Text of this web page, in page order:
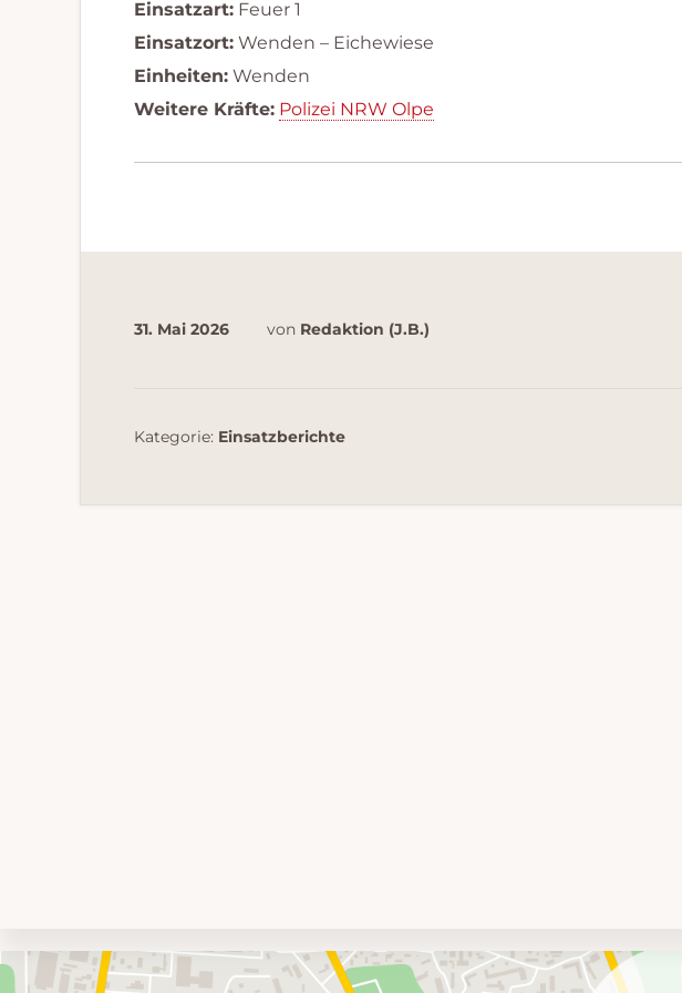
Einsatzart: Feuer 1
Einsatzort: Wenden – Eichewiese
Einheiten: Wenden
Weitere Kräfte: Polizei NRW Olpe
31. Mai 2026 von Redaktion (J.B.)
Kategorie: Einsatzberichte
Umgebungskarte